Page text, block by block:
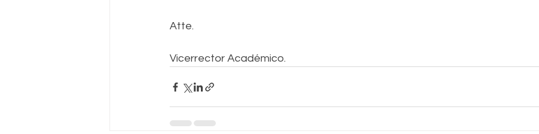
Atte.
Vicerrector Académico.